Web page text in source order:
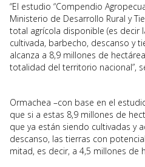
“El estudio “Compendio
Ministerio de Desarrollo Rural y
total agrícola disponible (es decir
cultivada, barbecho, descanso y
alcanza a 8,9 millones de
totalidad del territorio nacional”,
Ormachea –con base en el
que si a estas 8,9 millones de
que ya están siendo cultivadas y
descanso, las tierras con
mitad, es decir, a 4,5 millones de